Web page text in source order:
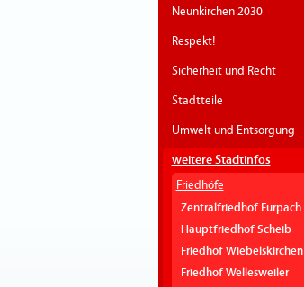
Neunkirchen 2030
Respekt!
Sicherheit und Recht
Stadtteile
Umwelt und Entsorgung
weitere Stadtinfos
Friedhöfe
Zentralfriedhof Furpach
Hauptfriedhof Scheib
Friedhof Wiebelskirchen
Friedhof Wellesweiler